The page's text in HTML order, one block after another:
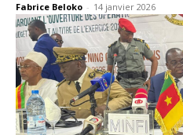
Fabrice Beloko - 14 janvier 2026